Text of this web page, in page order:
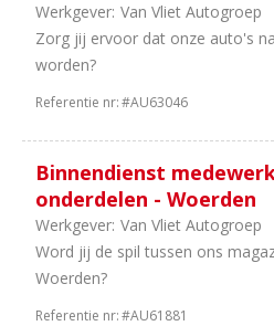
Werkgever: Van Vliet Autogroep
Zorg jij ervoor dat onze auto's
worden?
Referentie nr:#AU63046
Binnendienst
onderdelen - Woerden
Werkgever: Van Vliet Autogroep
Word jij de spil tussen ons
Woerden?
Referentie nr:#AU61881